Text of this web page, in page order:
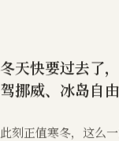
冬天快要过去了
驾挪威、冰岛自
此刻正值寒冬，这么